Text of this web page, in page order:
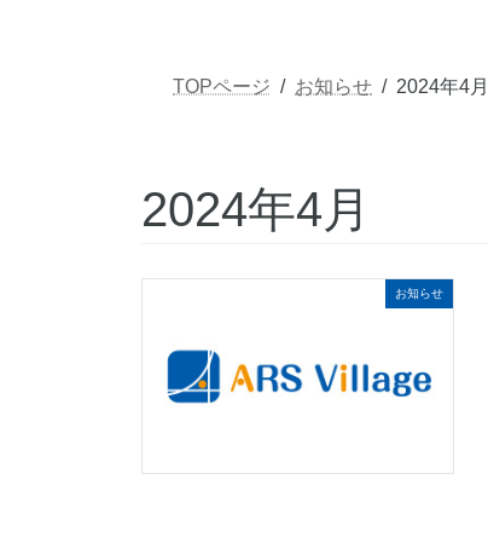
TOPページ お知らせ 2024年4月
2024年4月
お知らせ